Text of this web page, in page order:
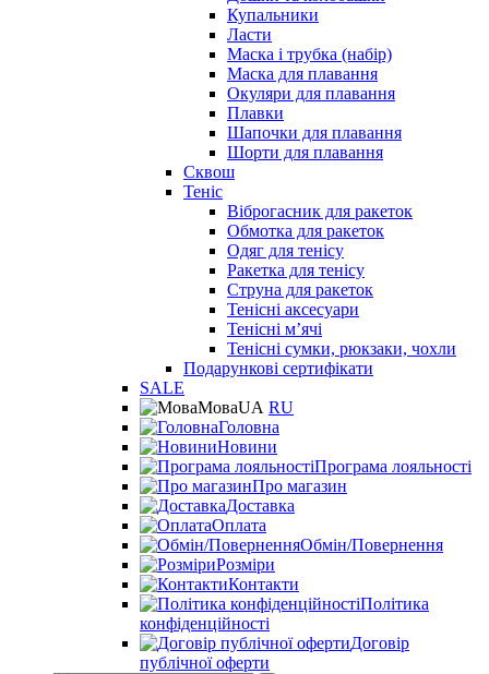
Купальники
Ласти
Маска і трубка (набір)
Маска для плавання
Окуляри для плавання
Плавки
Шапочки для плавання
Шорти для плавання
Сквош
Теніс
Віброгасник для ракеток
Обмотка для ракеток
Одяг для тенісу
Ракетка для тенісу
Струна для ракеток
Тенісні аксесуари
Тенісні мʼячі
Тенісні сумки, рюкзаки, чохли
Подарункові сертифікати
SALE
МоваUA RU
Головна
Новини
Програма лояльності
Про магазин
Доставка
Оплата
Обмін/Повернення
Розміри
Контакти
Політика
конфіденційності
Договір
публічної оферти